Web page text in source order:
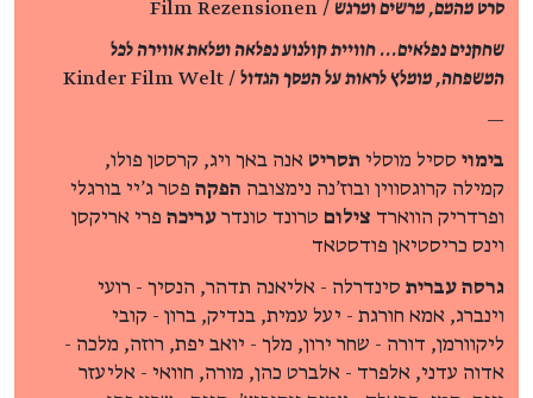
סרט מהמם, מרשים ומרגש / Film Rezensionen
שחקנים נפלאים... חוויית קולנוע נפלאה ומלאת אווירה לכל
המשפחה, מומלץ לראות על המסך הגדול / Kinder Film Welt
—
בימוי ססיל מוסלי תסריט אנה באך ויג, קרסטן פולו,
קמילה קרוגסווין ובוז'נה נימצובה הפקה פטר ג'יי בורגלי
ופרדריק הווארד צילום טרונד טונדר עריכה פרי אריקסן
וינס כריסטיאן פודסטאד
גרסה עברית סינדרלה - אליאנה תדהר, הנסיך - רועי
וינברג, אמא חורגת - יעל עמית, בנדיק, ברון - קובי
ליקוורמן, דורה - שחר ירון, מלך - יואב יפת, רוזה, מלכה -
אדוה עדני, אלפרד - אלברט כהן, מורה, חוואי - אליעזר